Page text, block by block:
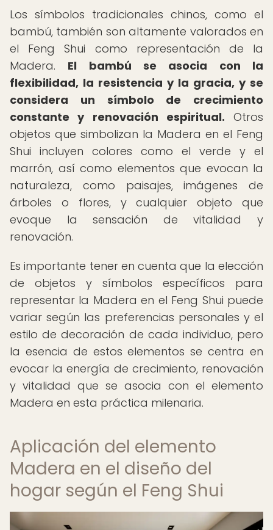
Los símbolos tradicionales chinos, como el
bambú, también son altamente valorados en
el Feng Shui como representación de la
Madera. El bambú se asocia con la
flexibilidad, la resistencia y la gracia, y se
considera un símbolo de crecimiento
constante y renovación espiritual. Otros
objetos que simbolizan la Madera en el Feng
Shui incluyen colores como el verde y el
marrón, así como elementos que evocan la
naturaleza, como paisajes, imágenes de
árboles o flores, y cualquier objeto que
evoque la sensación de vitalidad y
renovación.
Es importante tener en cuenta que la elección
de objetos y símbolos específicos para
representar la Madera en el Feng Shui puede
variar según las preferencias personales y el
estilo de decoración de cada individuo, pero
la esencia de estos elementos se centra en
evocar la energía de crecimiento, renovación
y vitalidad que se asocia con el elemento
Madera en esta práctica milenaria.
Aplicación del elemento
Madera en el diseño del
hogar según el Feng Shui